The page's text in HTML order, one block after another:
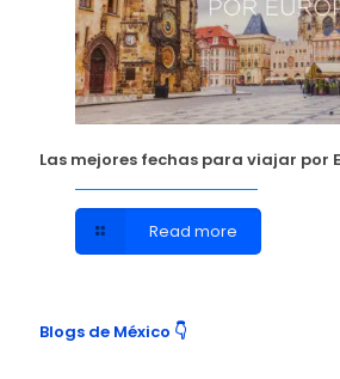
Las mejores fechas para viajar por
Read more
Blogs de México 👇